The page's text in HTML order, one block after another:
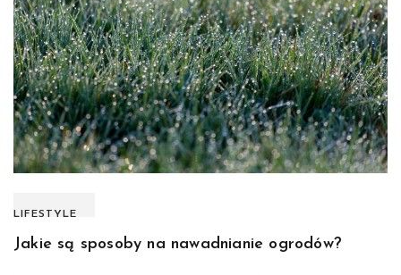
LIFESTYLE
Jakie są sposoby na nawadnianie ogrodów?